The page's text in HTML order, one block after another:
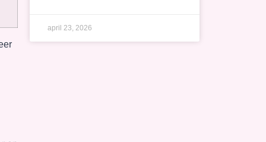
april 23, 2026